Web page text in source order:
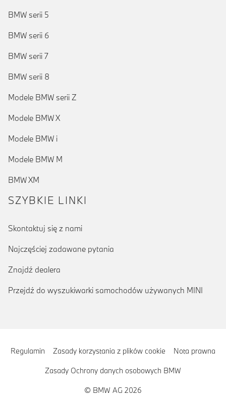
BMW serii 5
BMW serii 6
BMW serii 7
BMW serii 8
Modele BMW serii Z
Modele BMW X
Modele BMW i
Modele BMW M
BMW XM
SZYBKIE LINKI
Skontaktuj się z nami
Najczęściej zadawane pytania
Znajdź dealera
Przejdź do wyszukiwarki samochodów używanych MINI
Regulamin Zasady korzystania z plików cookie Nota prawna
Zasady Ochrony danych osobowych BMW
© BMW AG 2026